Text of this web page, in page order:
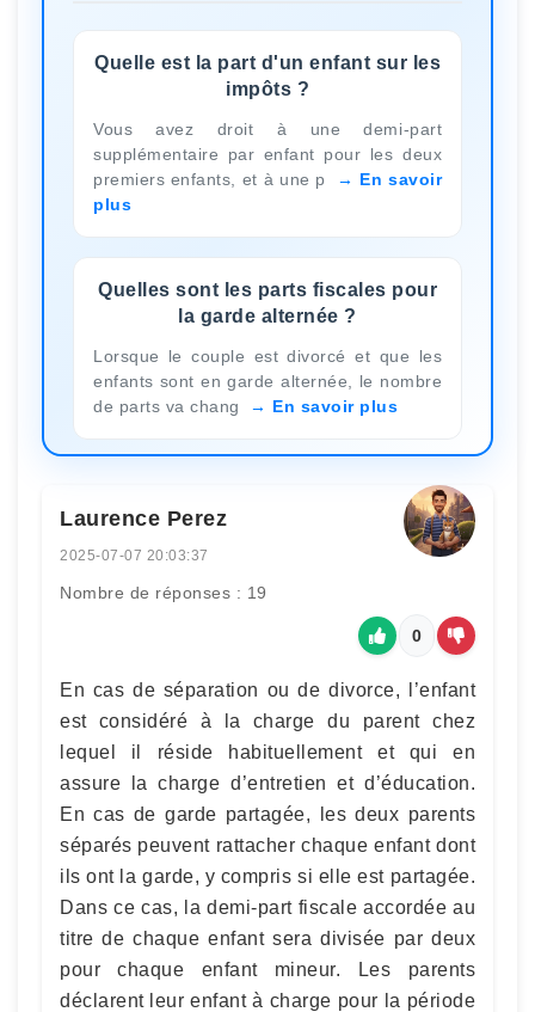
Quelle est la part d'un enfant sur les
impôts ?
Vous avez droit à une demi-part
supplémentaire par enfant pour les deux
premiers enfants, et à une p
En savoir
plus
Quelles sont les parts fiscales pour
la garde alternée ?
Lorsque le couple est divorcé et que les
enfants sont en garde alternée, le nombre
de parts va chang
En savoir plus
Laurence Perez
2025-07-07 20:03:37
Nombre de réponses : 19
0
En cas de séparation ou de divorce, l’enfant
est considéré à la charge du parent chez
lequel il réside habituellement et qui en
assure la charge d’entretien et d’éducation.
En cas de garde partagée, les deux parents
séparés peuvent rattacher chaque enfant dont
ils ont la garde, y compris si elle est partagée.
Dans ce cas, la demi-part fiscale accordée au
titre de chaque enfant sera divisée par deux
pour chaque enfant mineur. Les parents
déclarent leur enfant à charge pour la période